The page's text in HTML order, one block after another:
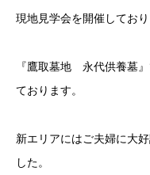
現地見学会を開催しており
『鷹取墓地 永代供養墓
ております。
新エリアにはご夫婦に大
した。